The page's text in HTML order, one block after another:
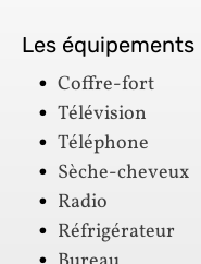
Les
Coffre-fort
Télévision
Téléphone
Sèche-cheveux
Radio
Réfrigérateur